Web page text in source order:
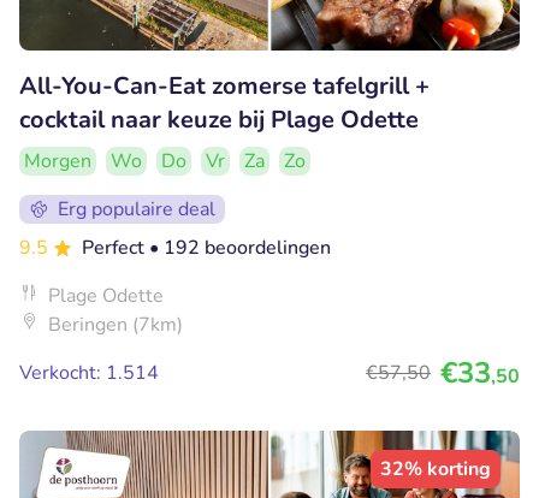
All-You-Can-Eat zomerse tafelgrill +
cocktail naar keuze bij Plage Odette
Morgen Wo Do Vr Za
Zo
Erg populaire deal
9.5
Perfect • 192 beoordelingen
Plage Odette
Beringen (7km)
Verkocht: 1.514
€57,50 €33,50
32% korting